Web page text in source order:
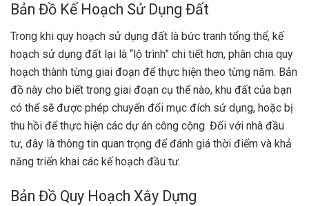
Bản Đồ Kế Hoạch Sử Dụng Đất
Trong khi quy hoạch sử dụng đất là bức tranh tổng thể, kế
hoạch sử dụng đất lại là “lộ trình” chi tiết hơn, phân chia quy
hoạch thành từng giai đoạn để thực hiện theo từng năm. Bản
đồ này cho biết trong giai đoạn cụ thể nào, khu đất của bạn
có thể sẽ được phép chuyển đổi mục đích sử dụng, hoặc bị
thu hồi để thực hiện các dự án công cộng. Đối với nhà đầu
tư, đây là thông tin quan trọng để đánh giá thời điểm và khả
năng triển khai các kế hoạch đầu tư.
Bản Đồ Quy Hoạch Xây Dựng